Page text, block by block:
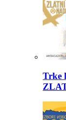
Trke